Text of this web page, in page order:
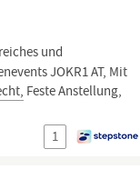
und
JOKR1 AT, Mit
Feste Anstellung,
1